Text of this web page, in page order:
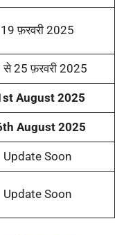
19 फ़रवरी 2025
से 25 फ़रवरी 2025
August 2025
August 2025
Update Soon
Update Soon